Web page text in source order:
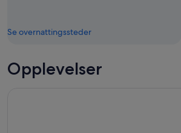
Se overnattingssteder
Opplevelser